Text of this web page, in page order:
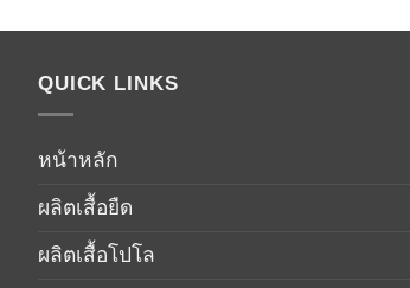
QUICK LINKS
หน้าหลัก
ผลิตเสื้อยืด
ผลิตเสื้อโปโล